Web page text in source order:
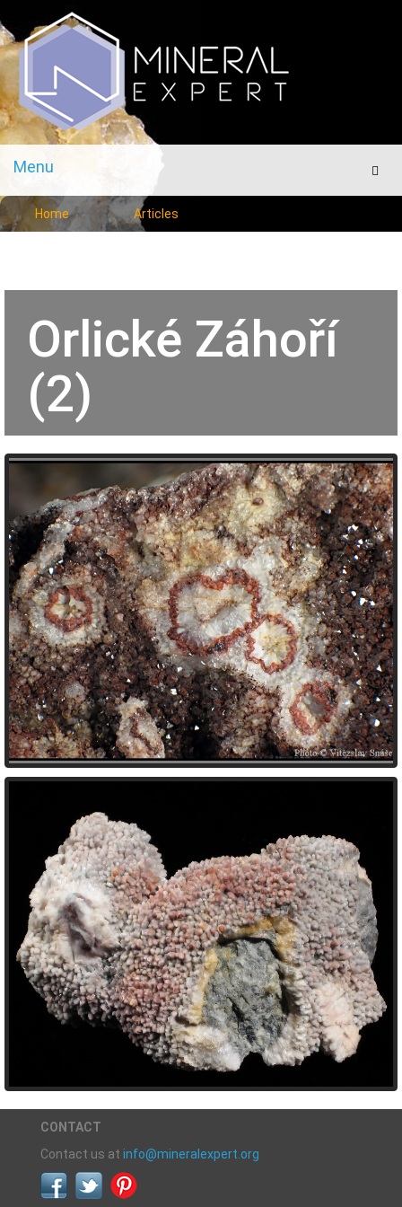
Menu
Menu
Home Articles
Orlické Záhoří
(2)
CONTACT
Contact us at info@mineralexpert.org